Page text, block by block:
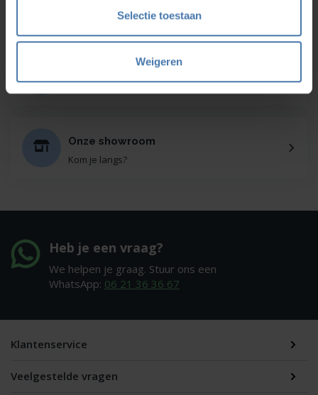
Selectie toestaan
Weigeren
Bel Whatsapp of mail
Service en kalibratie
Onze eigen service afdeling
Onze showroom
Kom je langs?
Heb je een vraag?
We helpen je graag. Stuur ons een
WhatsApp: 06 21 36 36 67
Klantenservice
Veelgestelde vragen